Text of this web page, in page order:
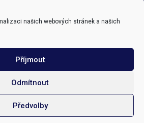
našich webových stránek a našich
Příjmout
Odmítnout
Předvolby
- 2026IPA Czech Republic| Admin: